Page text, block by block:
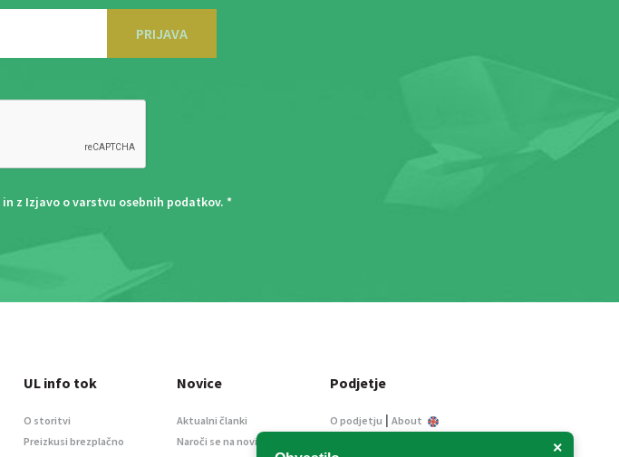
PRIJAVA
in z Izjavo o varstvu osebnih podatkov. *
×
UL info tok
O storitvi
Preizkusi brezplačno
Novice
Aktualni članki
Naroči se na novice
Podjetje
O podjetju | About